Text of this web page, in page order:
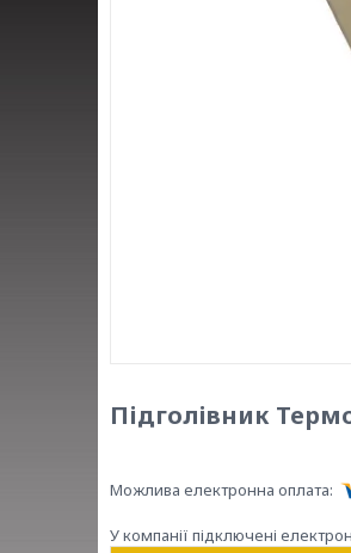
Підголівник
У компанії підключені